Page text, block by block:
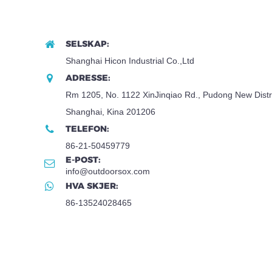
SELSKAP:
Shanghai Hicon Industrial Co.,Ltd
ADRESSE:
Rm 1205, No. 1122 XinJinqiao Rd., Pudong New
Shanghai, Kina 201206
TELEFON:
86-21-50459779
E-POST:
info@outdoorsox.com
HVA SKJER:
86-13524028465